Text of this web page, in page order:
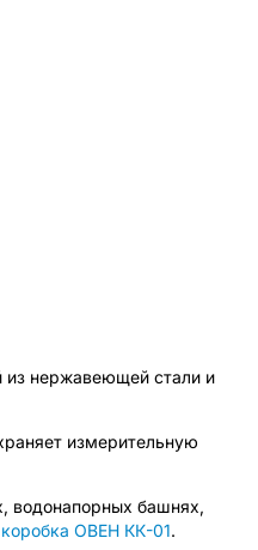
из нержавеющей стали и
измерительную
водонапорных башнях,
ОВЕН КК-01.